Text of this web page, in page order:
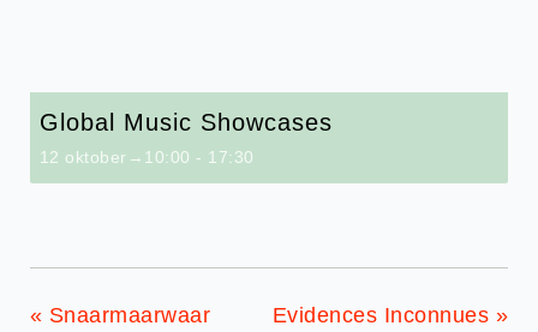
Global Music Showcases
12 oktober→10:00 - 17:30
« Snaarmaarwaar Evidences Inconnues »